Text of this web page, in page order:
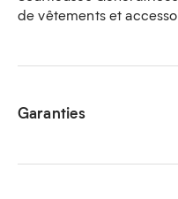
de vêtements et
Garanties